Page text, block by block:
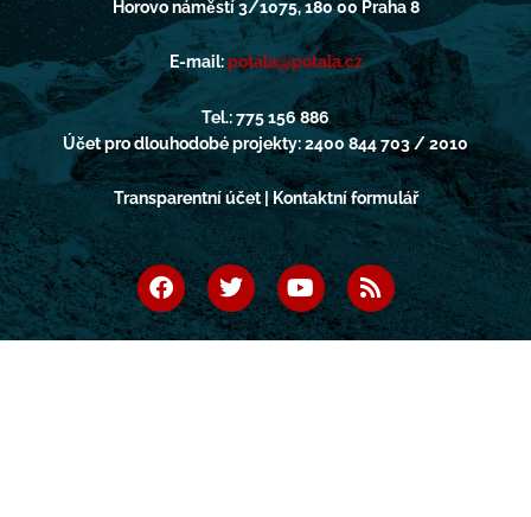
Horovo náměstí 3/1075, 180 00 Praha 8
E-mail:potala@potala.cz
Tel.: 775 156 886
Účet pro dlouhodobé projekty: 2400 844 703 / 2010
Transparentní účet | Kontaktní formulář
F
a
c
e
T
w
i
t
Y
o
u
t
R
s
s